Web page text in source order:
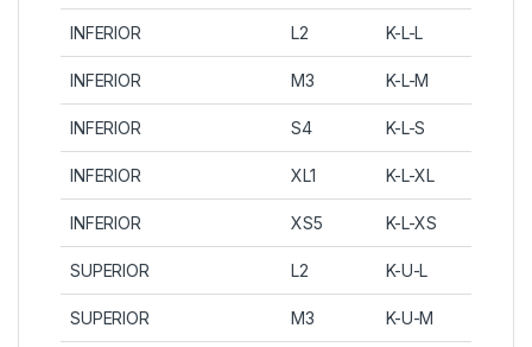
INFERIOR L2 K-L-L
INFERIOR M3 K-L-M
INFERIOR S4 K-L-S
INFERIOR XL1 K-L-XL
INFERIOR XS5 K-L-XS
SUPERIOR L2 K-U-L
SUPERIOR M3 K-U-M